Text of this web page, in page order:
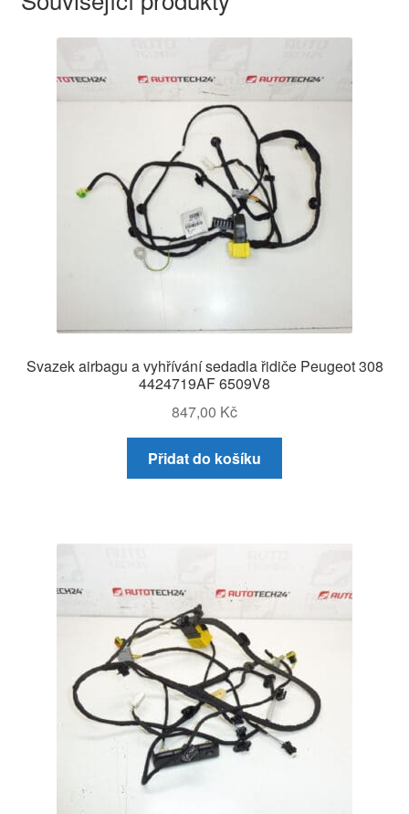
Svazek airbagu a vyhřívání sedadla řidiče Peugeot 308
4424719AF 6509V8
847,00 Kč
Přidat do košíku